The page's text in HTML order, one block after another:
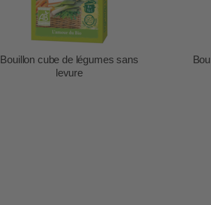
Bouillon cube de légumes sans
levure